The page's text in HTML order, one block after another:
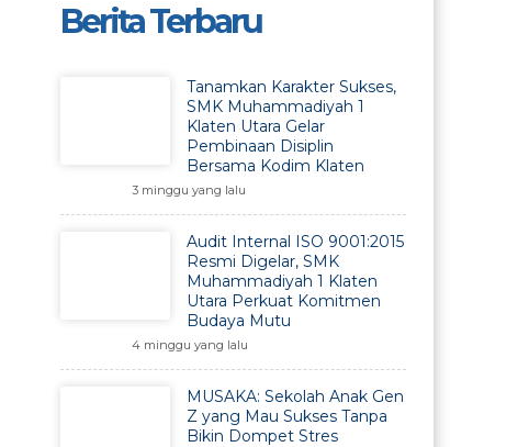
Berita Terbaru
Tanamkan Karakter Sukses,
SMK Muhammadiyah 1
Klaten Utara Gelar
Pembinaan Disiplin
Bersama Kodim Klaten
3 minggu yang lalu
Audit Internal ISO 9001:2015
Resmi Digelar, SMK
Muhammadiyah 1 Klaten
Utara Perkuat Komitmen
Budaya Mutu
4 minggu yang lalu
MUSAKA: Sekolah Anak Gen
Z yang Mau Sukses Tanpa
Bikin Dompet Stres